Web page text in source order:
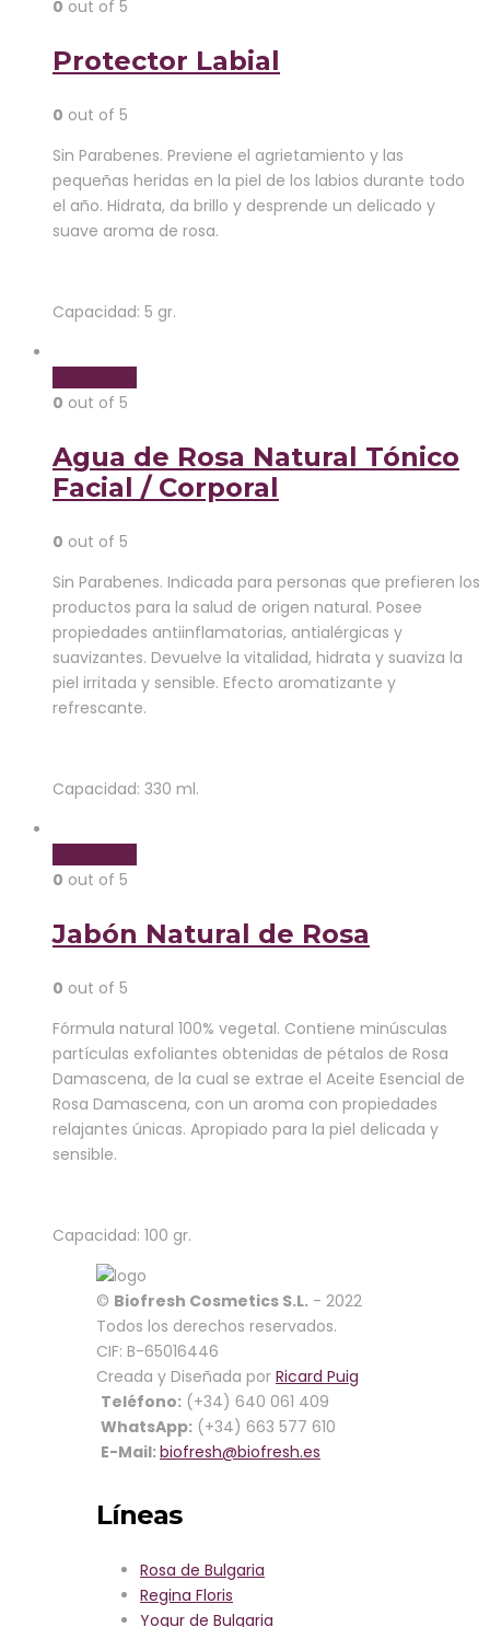
0 out of 5
Protector Labial
0 out of 5
Sin Parabenes. Previene el agrietamiento y las
pequeñas heridas en la piel de los labios durante todo
el año. Hidrata, da brillo y desprende un delicado y
suave aroma de rosa.
Capacidad: 5 gr.
0 out of 5
Agua de Rosa Natural Tónico
Facial / Corporal
0 out of 5
Sin Parabenes. Indicada para personas que prefieren los
productos para la salud de origen natural. Posee
propiedades antiinflamatorias, antialérgicas y
suavizantes. Devuelve la vitalidad, hidrata y suaviza la
piel irritada y sensible. Efecto aromatizante y
refrescante.
Capacidad: 330 ml.
0 out of 5
Jabón Natural de Rosa
0 out of 5
Fórmula natural 100% vegetal. Contiene minúsculas
partículas exfoliantes obtenidas de pétalos de Rosa
Damascena, de la cual se extrae el Aceite Esencial de
Rosa Damascena, con un aroma con propiedades
relajantes únicas. Apropiado para la piel delicada y
sensible.
Capacidad: 100 gr.
© Biofresh Cosmetics S.L. - 2022
Todos los derechos reservados.
CIF: B-65016446
Creada y Diseñada por Ricard Puig
Teléfono: (+34) 640 061 409
WhatsApp: (+34) 663 577 610
E-Mail:biofresh@biofresh.es
Líneas
Rosa de Bulgaria
Regina Floris
Yogur de Bulgaria
No products in the cart.
Categorías
Rosa de Bulgaria
Rosa Royal
Yogur de Bulgaria
Lavanda de Bulgaria
Oliva Griega